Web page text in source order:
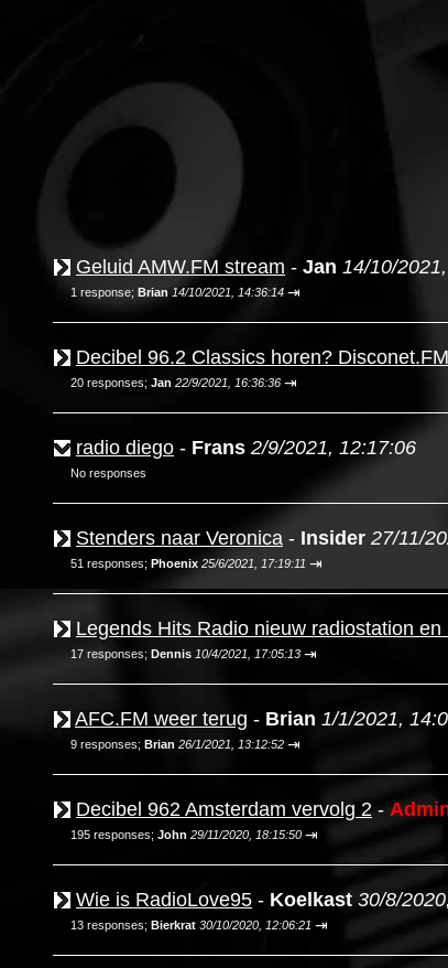
Geluid AMW.FM stream - Jan 14/10/
1 response; Brian 14/10/2021, 14:36:14 ⇥
Decibel 96.2 Classics horen?
20 responses; Jan 22/9/2021, 16:36:36 ⇥
radio diego - Frans 2/9/2021, 12:17:06
No responses
Stenders naar Veronica - Insider 27/11/
51 responses; Phoenix 25/6/2021, 17:19:11 ⇥
Legends Hits Radio nieuw radiostation
17 responses; Dennis 10/4/2021, 17:05:13 ⇥
AFC.FM weer terug - Brian 1/1/2021,
9 responses; Brian 26/1/2021, 13:12:52 ⇥
Decibel 962 Amsterdam vervolg 2 -
195 responses; John 29/11/2020, 18:15:50 ⇥
Wie is RadioLove95 - Koelkast 30/8/
13 responses; Bierkrat 30/10/2020, 12:06:21 ⇥